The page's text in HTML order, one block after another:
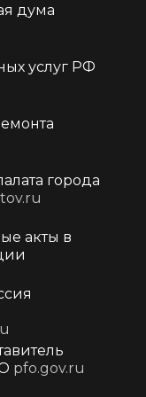
дума
услуг РФ
города
акты в
pfo.gov.ru